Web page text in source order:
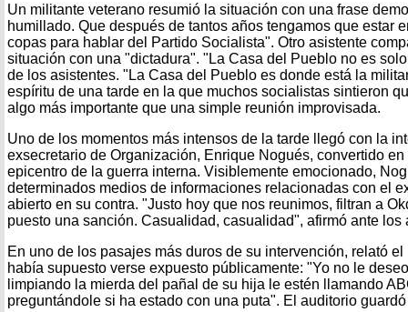
Un militante veterano resumió la situación con una frase
humillado. Que después de tantos años tengamos que estar
copas para hablar del Partido Socialista". Otro asistente
situación con una "dictadura". "La Casa del Pueblo no es
de los asistentes. "La Casa del Pueblo es donde está la
espíritu de una tarde en la que muchos socialistas sintieron
algo más importante que una simple reunión improvisada.
Uno de los momentos más intensos de la tarde llegó con la
exsecretario de Organización, Enrique Nogués, convertido
epicentro de la guerra interna. Visiblemente emocionado,
determinados medios de informaciones relacionadas con el
abierto en su contra. "Justo hoy que nos reunimos, filtran a
puesto una sanción. Casualidad, casualidad", afirmó ante los
En uno de los pasajes más duros de su intervención, relató
había supuesto verse expuesto públicamente: "Yo no le
limpiando la mierda del pañal de su hija le estén llamando
preguntándole si ha estado con una puta". El auditorio